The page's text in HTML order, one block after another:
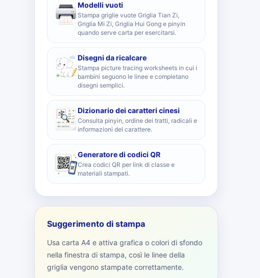
Modelli vuoti
Stampa griglie vuote Griglia Tian Zi,
Griglia Mi Zi, Griglia Hui Gong e pinyin
quando serve carta per esercitarsi.
Disegni da ricalcare
Stampa picture tracing worksheets in cui i
bambini seguono le linee e completano
disegni semplici.
Dizionario dei caratteri cinesi
Consulta pinyin, ordine dei tratti, radicali e
informazioni del carattere.
Generatore di codici QR
Crea codici QR per link di classe e
materiali stampati.
Suggerimento di stampa
Usa carta A4 e attiva grafica o colori di sfondo
nella finestra di stampa, così le linee della
griglia vengono stampate correttamente.